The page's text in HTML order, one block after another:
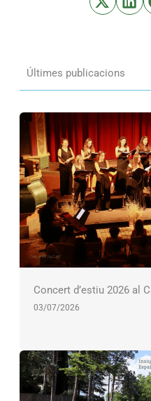
Últimes publicacions
Concert d’estiu 2026 al
03/07/2026